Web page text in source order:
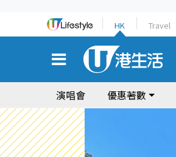
HK Travel
演唱會 優惠著數